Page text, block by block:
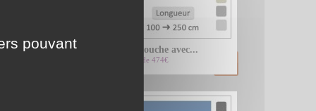
receveur de douche avec...
à partir de 474€
pouvant